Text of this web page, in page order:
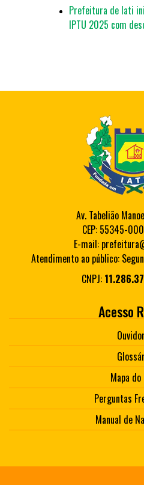
Prefeitura de Iati
IPTU 2025 com
Av. Tabelião
CEP: 55345-
E-mail:
Atendimento ao público:
CNPJ:
Acesso
Mapa
Perguntas
Manual de